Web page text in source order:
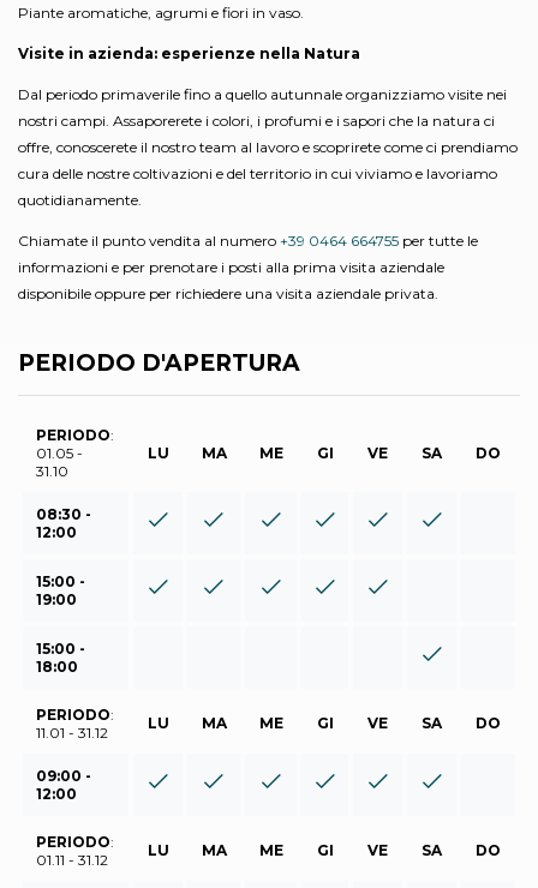
Piante aromatiche, agrumi e fiori in vaso.
Visite in azienda: esperienze nella Natura
Dal periodo primaverile fino a quello autunnale organizziamo visite nei
nostri campi. Assaporerete i colori, i profumi e i sapori che la natura ci
offre, conoscerete il nostro team al lavoro e scoprirete come ci prendiamo
cura delle nostre coltivazioni e del territorio in cui viviamo e lavoriamo
quotidianamente.
Chiamate il punto vendita al numero +39 0464 664755 per tutte le
informazioni e per prenotare i posti alla prima visita aziendale
disponibile oppure per richiedere una visita aziendale privata.
PERIODO D'APERTURA
PERIODO:
01.05 -
31.10
LU MA ME GI VE SA DO
08:30 -
12:00
15:00 -
19:00
15:00 -
18:00
PERIODO:
11.01 - 31.12
LU MA ME GI VE SA DO
09:00 -
12:00
PERIODO:
01.11 - 31.12
LU MA ME GI VE SA DO